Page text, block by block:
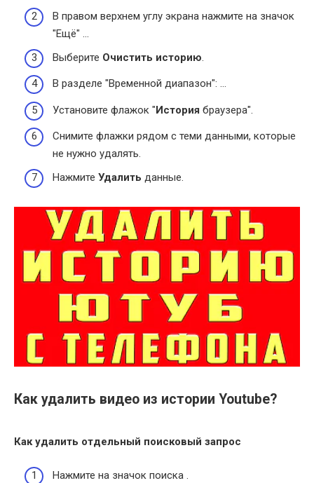
В правом верхнем углу экрана нажмите на значок
"Ещё" …
Выберите Очистить историю
В разделе "Временной диапазон": …
Установите флажок "История браузера".
Снимите флажки рядом с теми данными, которые
не нужно удалять.
Нажмите Удалить данные.
Как удалить видео из истории Youtube?
Как удалить отдельный поисковый запрос
Нажмите на значок поиска .